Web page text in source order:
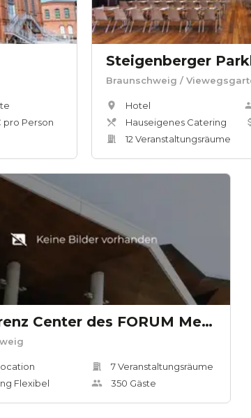
pro Person
Braunschweig /
Hotel
Hauseigenes Catering
12 Veranstaltungsräume
Konferenz Center des FORUM Medienhauses
Flexibel
7Veranstaltungsräume
350 Gäste